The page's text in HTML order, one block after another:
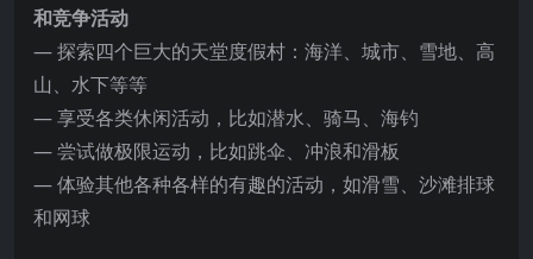
和竞争活动
— 探索四个巨大的天堂度假村：海洋、城市、雪地、高
山、水下等等
— 享受各类休闲活动，比如潜水、骑马、海钓
— 尝试做极限运动，比如跳伞、冲浪和滑板
— 体验其他各种各样的有趣的活动，如滑雪、沙滩排球
和网球